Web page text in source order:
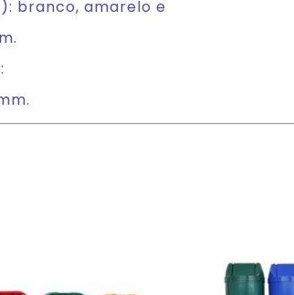
branco, amarelo e